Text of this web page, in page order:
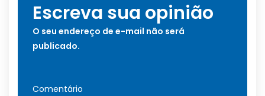
Escreva sua opinião
O seu endereço de e-mail não será
publicado.
Comentário